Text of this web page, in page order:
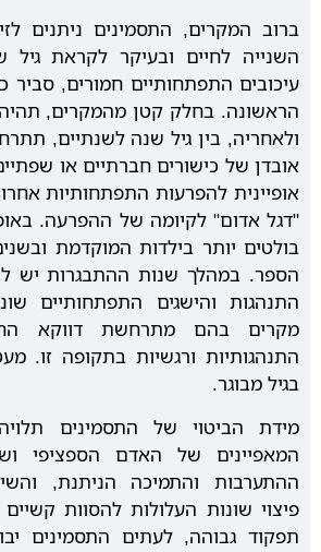
ברוב המקרים, התסמינים ניתנים
השנייה לחיים ובעיקר לקראת
עיכובים התפתחותיים חמורים, סביר
הראשונה. בחלק קטן מהמקרים,
ולאחריה, בין גיל שנה לשנתיים,
אובדן של כישורים חברתיים או
אופיינית להפרעות התפתחותיות
"דגל אדום" לקיומה של ההפרעה.
בולטים יותר בילדות המוקדמת
הספר. במהלך שנות ההתבגרות יש
התנהגות והישגים התפתחותיים
מקרים בהם מתרחשת דווקא
התנהגותיות ורגשיות בתקופה זו.
בגיל מבוגר.
מידת הביטוי של התסמינים
המאפיינים של האדם הספציפי
ההתערבות והתמיכה הניתנת,
תפקוד גבוהה, לעתים התסמינים